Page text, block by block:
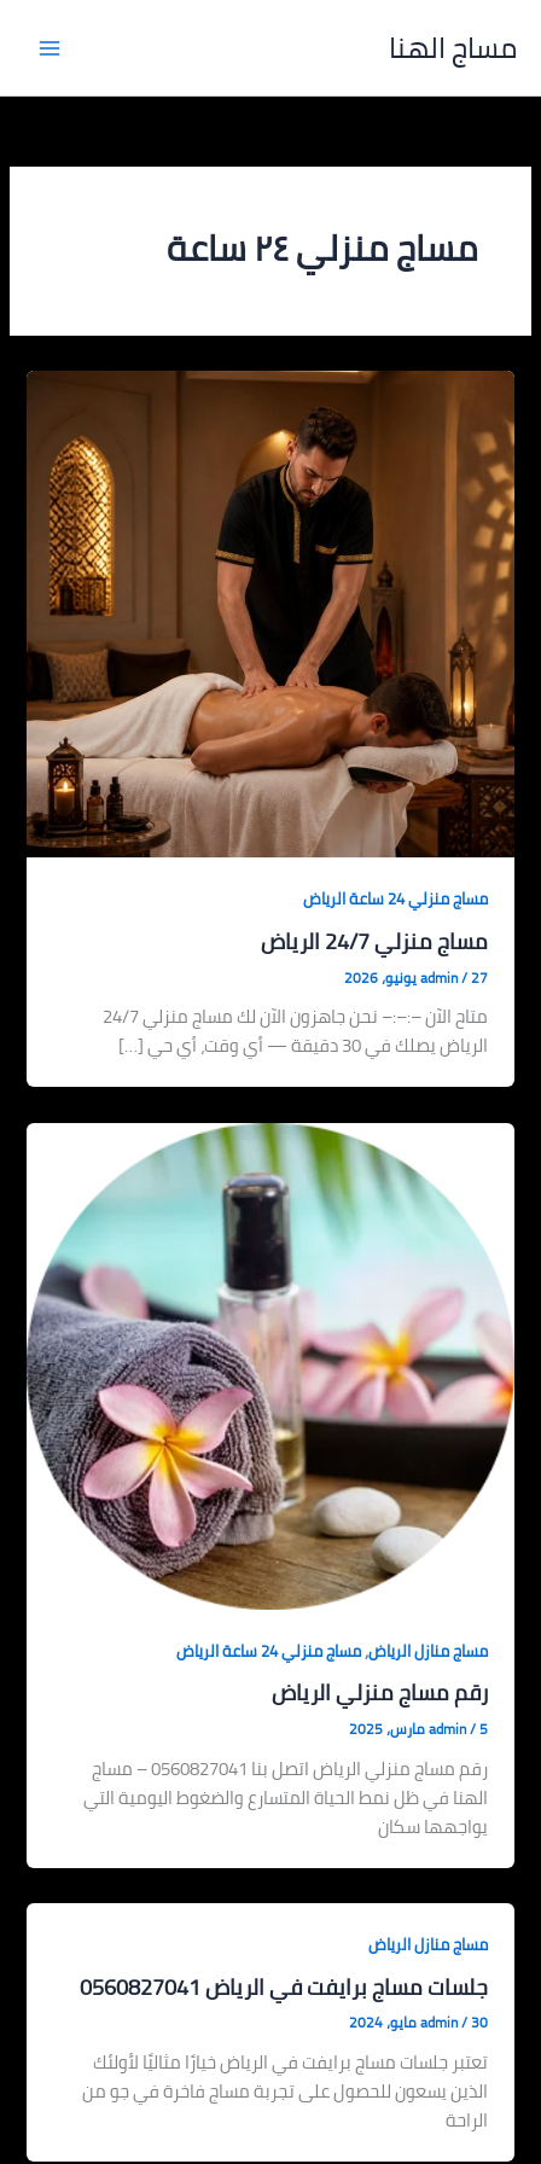
مساج الهنا
مساج منزلي ٢٤ ساعة
مساج منزلي 24 ساعة الرياض
مساج منزلي 24/7 الرياض
admin/27 يونيو، 2026
متاح الآن –:–:– نحن جاهزون الآن لك مساج منزلي 24/7
الرياض يصلك في 30 دقيقة — أي وقت، أي حي […]
مساج منازل الرياض,مساج منزلي 24 ساعة الرياض
رقم مساج منزلي الرياض
admin/5 مارس، 2025
رقم مساج منزلي الرياض اتصل بنا 0560827041 – مساج
الهنا في ظل نمط الحياة المتسارع والضغوط اليومية التي
يواجهها سكان
مساج منازل الرياض
جلسات مساج برايفت في الرياض 0560827041
admin/30 مايو، 2024
تعتبر جلسات مساج برايفت في الرياض خيارًا مثاليًا لأولئك
الذين يسعون للحصول على تجربة مساج فاخرة في جو من
الراحة